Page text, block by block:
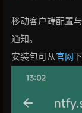
移动客户端配置
通知。
安装包可从官网